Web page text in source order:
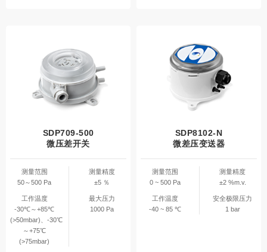
SDP709-500
微压差开关
测量范围
50～500 Pa
测量精度
±5 ％
工作温度
-30℃～+85℃
(>50mbar)、-30℃
～+75℃
(>75mbar)
最大压力
1000 Pa
SDP8102-N
微差压变送器
测量范围
0 ~ 500 Pa
测量精度
±2 %m.v.
工作温度
-40 ~ 85 ℃
安全极限压力
1 bar